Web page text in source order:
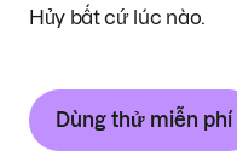
Hủy bất cứ lúc nào.
Dùng thử miễn phí